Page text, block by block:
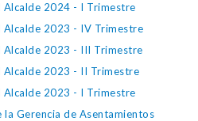
Alcalde 2024 - I Trimestre
Alcalde 2023 - IV Trimestre
Alcalde 2023 - III Trimestre
Alcalde 2023 - II Trimestre
Alcalde 2023 - I Trimestre
la Gerencia de Asentamientos